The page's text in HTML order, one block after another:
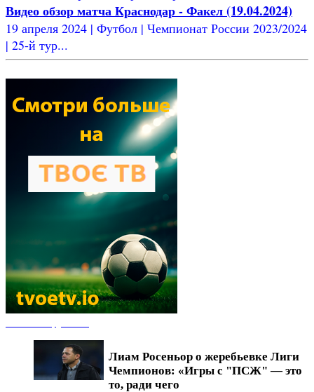
Видео обзор матча Краснодар - Факел (19.04.2024)
19 апреля 2024 | Футбол | Чемпионат России 2023/2024
| 25-й тур...
Лиам Росеньор о жеребьевке Лиги
Чемпионов: «Игры с "ПСЖ" — это
то, ради чего